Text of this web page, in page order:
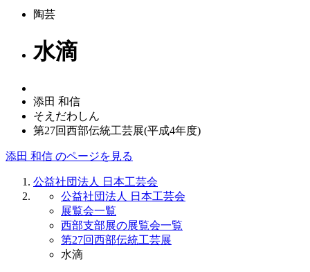
陶芸
水滴
添田 和信
そえだわしん
第27回西部伝統工芸展(平成4年度)
添田 和信 のページを見る
公益社団法人 日本工芸会
公益社団法人 日本工芸会
展覧会一覧
西部支部展の展覧会一覧
第27回西部伝統工芸展
水滴